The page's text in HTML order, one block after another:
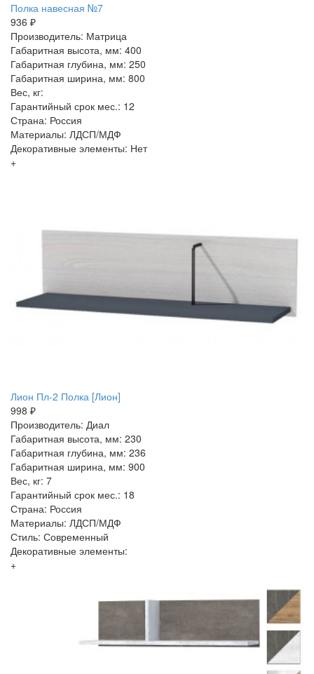
Полка навесная №7
936 ₽
Производитель: Матрица
Габаритная высота, мм: 400
Габаритная глубина, мм: 250
Габаритная ширина, мм: 800
Вес, кг:
Гарантийный срок мес.: 12
Страна: Россия
Материалы: ЛДСП/МДФ
Декоративные элементы: Нет
+
Лион Пл-2 Полка [Лион]
998 ₽
Производитель: Диал
Габаритная высота, мм: 230
Габаритная глубина, мм: 236
Габаритная ширина, мм: 900
Вес, кг: 7
Гарантийный срок мес.: 18
Страна: Россия
Материалы: ЛДСП/МДФ
Стиль: Современный
Декоративные элементы:
+